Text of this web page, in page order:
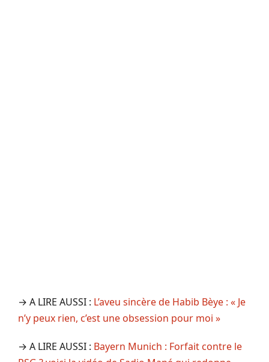
→ A LIRE AUSSI : L’aveu sincère de Habib Bèye : « Je
n’y peux rien, c’est une obsession pour moi »
→ A LIRE AUSSI : Bayern Munich : Forfait contre le